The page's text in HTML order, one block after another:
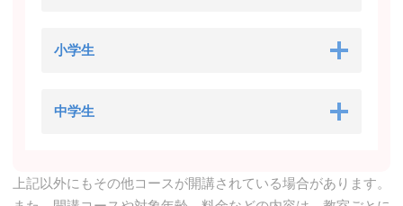
小学生
中学生
上記以外にもその他コースが開講されている場合があります。